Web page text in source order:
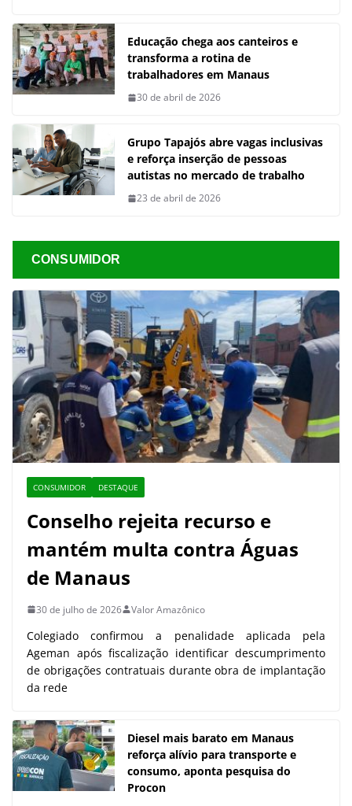
Educação chega aos canteiros e
transforma a rotina de
trabalhadores em Manaus
30 de abril de 2026
Grupo Tapajós abre vagas inclusivas
e reforça inserção de pessoas
autistas no mercado de trabalho
23 de abril de 2026
CONSUMIDOR
CONSUMIDOR DESTAQUE
Conselho rejeita recurso e
mantém multa contra Águas
de Manaus
30 de julho de 2026 Valor Amazônico
Colegiado confirmou a penalidade aplicada pela
Ageman após fiscalização identificar descumprimento
de obrigações contratuais durante obra de implantação
da rede
Diesel mais barato em Manaus
reforça alívio para transporte e
consumo, aponta pesquisa do
Procon